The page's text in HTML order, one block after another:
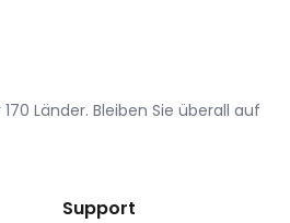
Länder. Bleiben Sie überall auf
Support